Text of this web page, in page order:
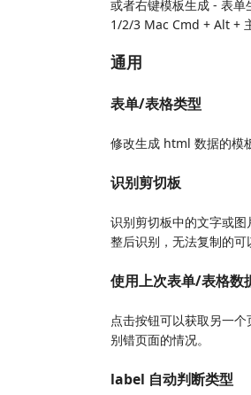
或者右键模板生成 - 表
1/2/3 Mac Cmd + Alt +
通用
表单/表格类型
修改生成 html 数据的模
识别剪切板
识别剪切板中的文字或
整后识别，无法复制的可
使用上次表单/表格数
点击按钮可以获取另一
别错页面的情况。
label 自动判断类型